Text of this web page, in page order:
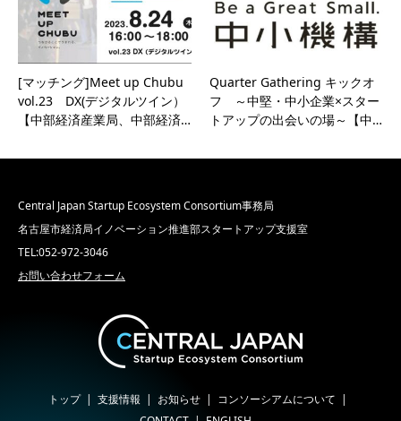
[マッチング]Meet up Chubu
vol.23 DX(デジタルツイン）
【中部経済産業局、中部経済…
Quarter Gathering キックオ
フ ～中堅・中小企業×スター
トアップの出会いの場～【中…
Central Japan Startup Ecosystem Consortium事務局
名古屋市経済局イノベーション推進部スタートアップ支援室
TEL:052-972-3046
お問い合わせフォーム
トップ 支援情報 お知らせ
コンソーシアムについて